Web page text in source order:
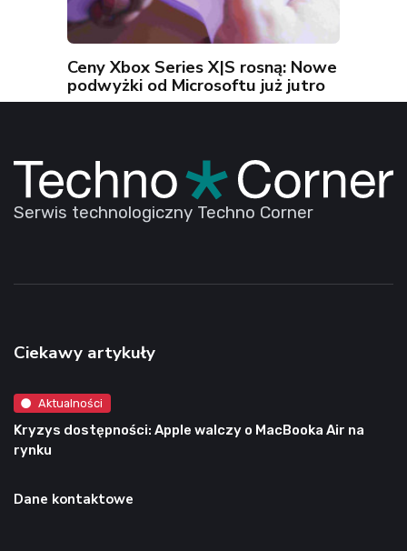
Ceny Xbox Series X|S rosną: Nowe
podwyżki od Microsoftu już jutro
Serwis technologiczny Techno Corner
Ciekawy artykuły
Aktualności
Kryzys dostępności: Apple walczy o MacBooka Air na
rynku
Dane kontaktowe